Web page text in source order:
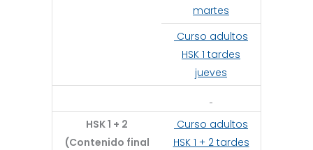
martes
Curso adultos
HSK 1 tardes
jueves
HSK 1 + 2
(Contenido final
Curso adultos
HSK 1 + 2 tardes